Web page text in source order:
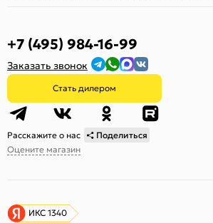
+7 (495) 984-16-99
Заказать звонок
Стать дилером
Расскажите о нас
Поделиться
Оцените магазин
ИКС 1340